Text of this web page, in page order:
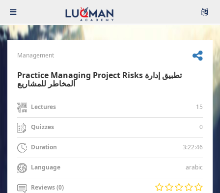
Management
Practice Managing Project Risks تطبيق إدارة
المخاطر للمشاريع
Lectures 15
Quizzes 0
Duration 3:22:46
Language arabic
Reviews (0)